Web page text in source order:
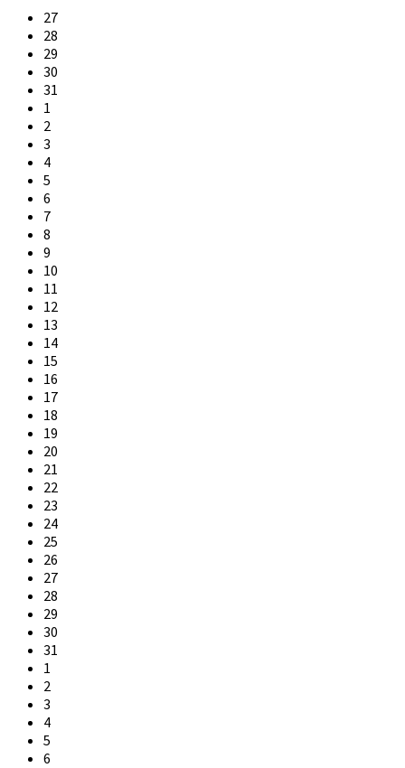
Skip
calendar
days
27
28
29
30
31
1
2
3
4
5
6
7
8
9
10
11
12
13
14
15
16
17
18
19
20
21
22
23
24
25
26
27
28
29
30
31
1
2
3
4
5
6